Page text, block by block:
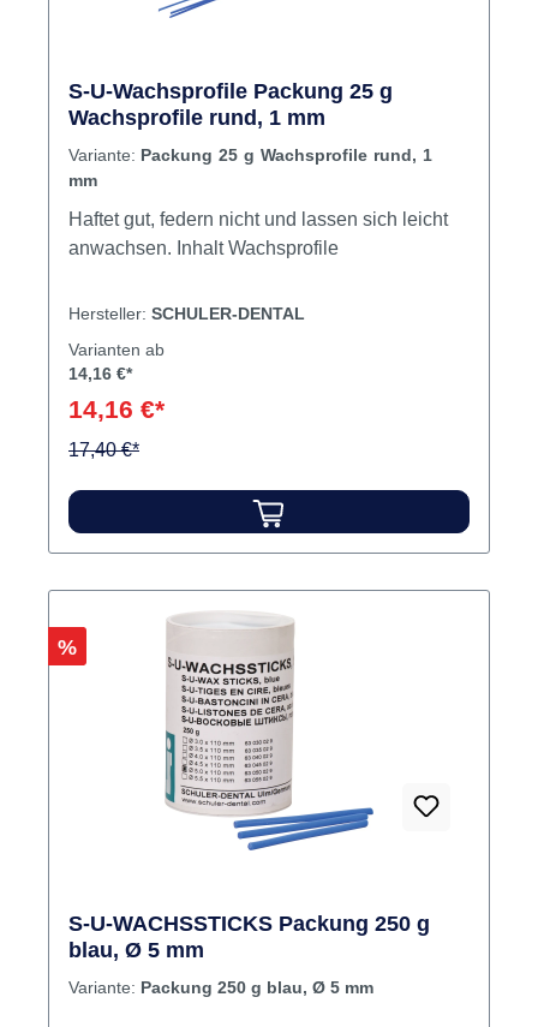
S-U-Wachsprofile Packung 25 g
Wachsprofile rund, 1 mm
Variante: Packung 25 g Wachsprofile rund, 1
mm
Haftet gut, federn nicht und lassen sich leicht
anwachsen. Inhalt Wachsprofile
Hersteller: SCHULER-DENTAL
Varianten ab
14,16 €*
14,16 €*
17,40 €*
Rabatt
%
S-U-WACHSSTICKS Packung 250 g
blau, Ø 5 mm
Variante: Packung 250 g blau, Ø 5 mm